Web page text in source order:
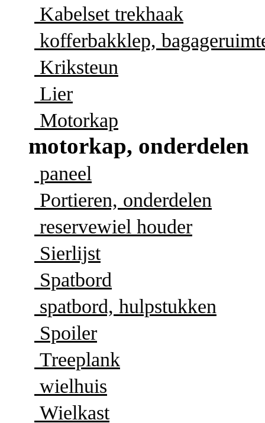
Kabelset trekhaak
kofferbakklep,
Kriksteun
Lier
Motorkap
motorkap, onderdelen
paneel
Portieren, onderdelen
reservewiel houder
Sierlijst
Spatbord
spatbord, hulpstukken
Spoiler
Treeplank
wielhuis
Wielkast